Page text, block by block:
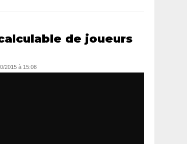
de joueurs
2015 à 15:08